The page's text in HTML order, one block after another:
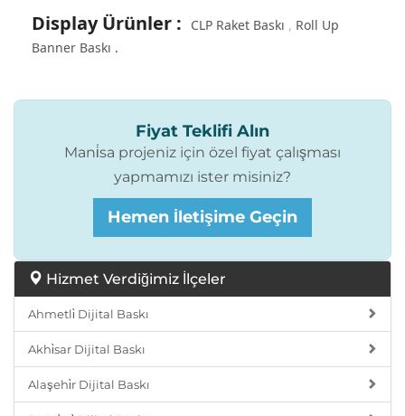
Display Ürünler : CLP Raket Baskı
Roll Up
Banner Baskı
Fiyat Teklifi Alın
Mani̇sa projeniz için özel fiyat çalışması
yapmamızı ister misiniz?
Hemen İletişime Geçin
Hizmet Verdiğimiz İlçeler
Ahmetli̇ Dijital Baskı
Akhi̇sar Dijital Baskı
Alaşehi̇r Dijital Baskı